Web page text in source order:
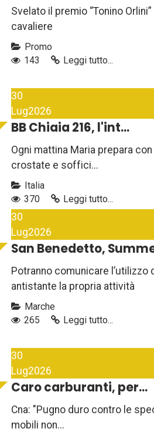
Svelato il premio “Tonino
cavaliere
Promo
143
Leggi tutto...
30
Lug2026
BB Chiaia 216, l'int...
Ogni mattina Maria prepara
crostate e soffici...
Italia
370
Leggi tutto...
30
Lug2026
San Benedetto,
Potranno comunicare l’utilizzo
antistante la propria attività
Marche
265
Leggi tutto...
30
Lug2026
Caro carburanti, per...
Cna: "Pugno duro contro le
mobili non...